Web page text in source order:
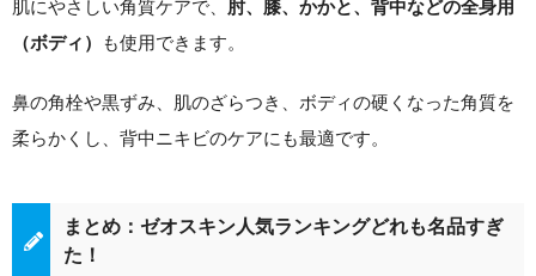
肌にやさしい角質ケアで、 肘、膝、かかと、背中などの全身用
（ボディ）
も使用できます。
鼻の角栓や黒ずみ、肌のざらつき、ボディの硬くなった角質を
柔らかくし、背中ニキビのケアにも最適です。
まとめ：ゼオスキン人気ランキングどれも名品すぎ
た！